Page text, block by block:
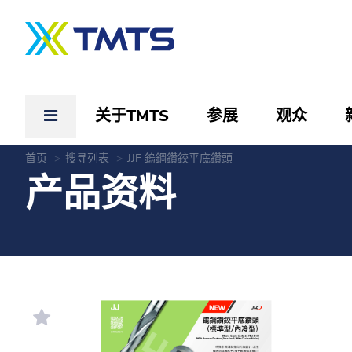
关于TMTS 参展 观众
首页 搜寻列表 JJF 鎢鋼鑽鉸平底鑽頭
产品资料